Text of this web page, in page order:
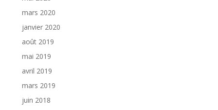
mars 2020
janvier 2020
août 2019
mai 2019
avril 2019
mars 2019
juin 2018